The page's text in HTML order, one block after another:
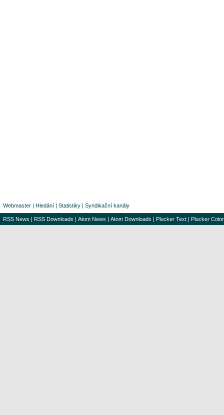
Webmaster | Hledání | Statistiky | Syndikační kanály
RSS News | RSS Downloads | Atom News | Atom Downloads | Plucker Text | Plucker Color